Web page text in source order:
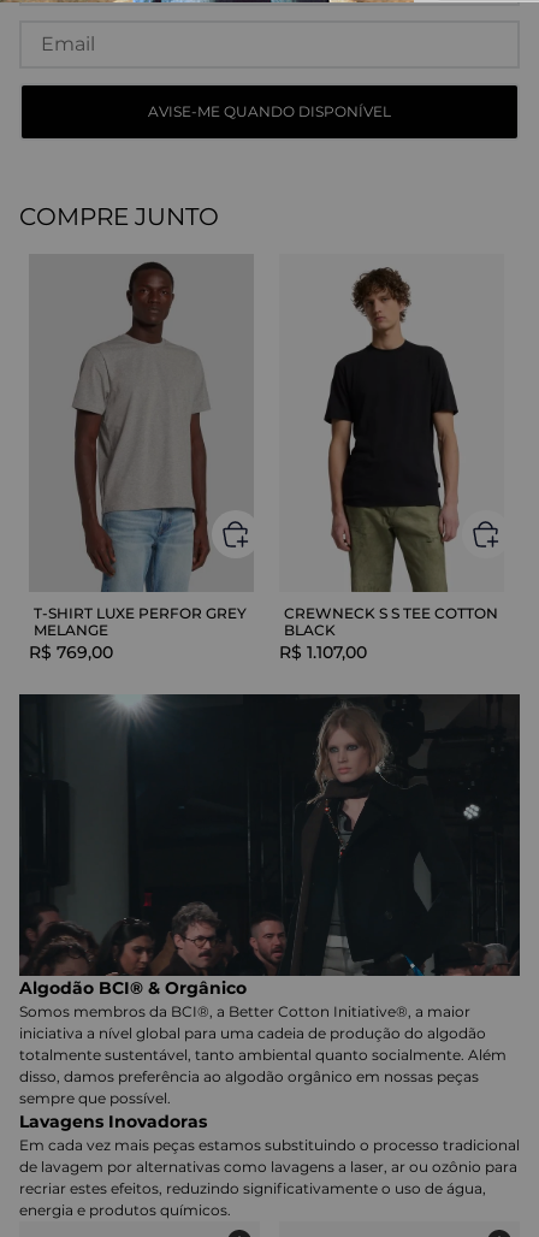
COMPRE JUNTO
T-SHIRT LUXE PERFOR GREY
MELANGE
R$ 769,00
CREWNECK S S TEE COTTON
BLACK
R$ 1.107,00
Algodão BCI® & Orgânico
Somos membros da BCI®, a Better Cotton Initiative®, a maior
iniciativa a nível global para uma cadeia de produção do algodão
totalmente sustentável, tanto ambiental quanto socialmente. Além
disso, damos preferência ao algodão orgânico em nossas peças
sempre que possível.
Lavagens Inovadoras
Em cada vez mais peças estamos substituindo o processo tradicional
de lavagem por alternativas como lavagens a laser, ar ou ozônio para
recriar estes efeitos, reduzindo significativamente o uso de água,
energia e produtos químicos.